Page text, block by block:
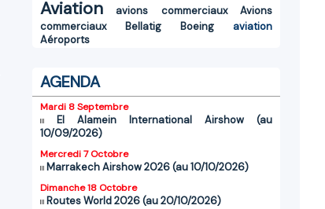
Aviation
avions commerciaux
Avions
commerciaux
Bellatig Boeing
aviation
Aéroports
AGENDA
Mardi 8 Septembre
El Alamein International Airshow (au
10/09/2026)
Mercredi 7 Octobre
Marrakech Airshow 2026 (au 10/10/2026)
Dimanche 18 Octobre
Routes World 2026 (au 20/10/2026)